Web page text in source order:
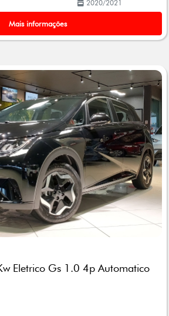
2020/2021
Mais informações
Eletrico Gs 1.0 4p Automatico